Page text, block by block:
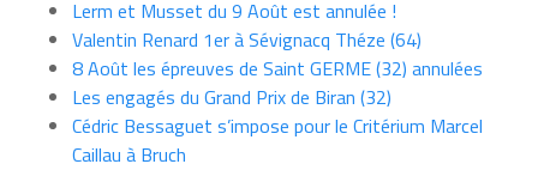
Lerm et Musset du 9 Août est annulée !
Valentin Renard 1er à Sévignacq Théze (64)
8 Août les épreuves de Saint GERME (32) annulées
Les engagés du Grand Prix de Biran (32)
Cédric Bessaguet s’impose pour le Critérium Marcel
Caillau à Bruch